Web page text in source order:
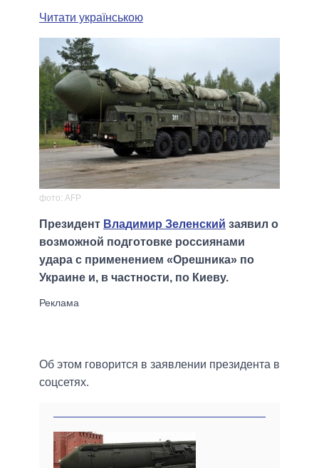
Читати українською
фото: AFP
Президент Владимир Зеленский заявил о
возможной подготовке россиянами
удара с применением «Орешника» по
Украине и, в частности, по Киеву.
Об этом говорится в заявлении президента в
соцсетях.